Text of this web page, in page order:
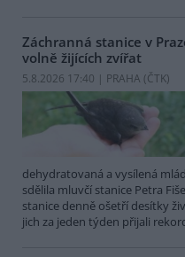
Záchranná stanice v
volně žijících zvířat
5.8.2026 17:40 | PRAHA (ČTK)
dehydratovaná a vysílená
sdělila mluvčí stanice Petra
stanice denně ošetří desítky
jich za jeden týden přijali